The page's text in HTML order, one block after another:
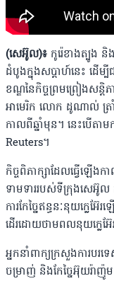
(សេអ៊ូល)៖ កូរ៉េខាងត្បូង និ
ដំបូងក្នុងសប្តាហ៍នេះ ដើម្
ខណ្ឌនៃកិច្ចព្រមព្រៀងសន្
អាមេរិក លោក ដូណាល់ ត្រ
កាលពីឆ្នាំមុន។ នេះបើតា
Reuters។
កិច្ចពិភាក្សាដែលធ្វើឡើងក
ទាមទាររបស់ទីក្រុងសេអ៊ូល
ការកែច្នៃឥន្ធនៈនុយក្លេ
ដើរដោយថាមពលនុយក្លេអ៊ែ
អ្នកនាំពាក្យក្រសួងការបរទ
ចម្រាញ់ និងកែច្នៃអ៊ុយរ៉ា